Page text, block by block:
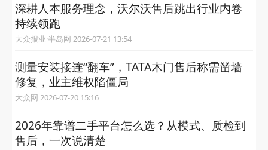
深耕人本服务理念，沃尔沃售后跳出行业内卷
持续领跑
大众报业·半岛网 2026-07-21 13:54
测量安装接连“翻车”，TATA木门售后称需凿墙
修复，业主维权陷僵局
大众网 2026-07-20 15:16
2026年靠谱二手平台怎么选？从模式、质检到
售后，一次说清楚